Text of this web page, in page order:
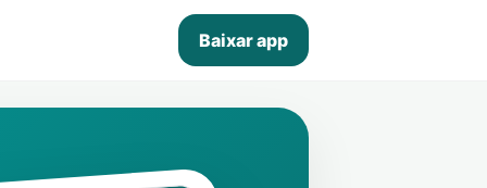
Baixar app